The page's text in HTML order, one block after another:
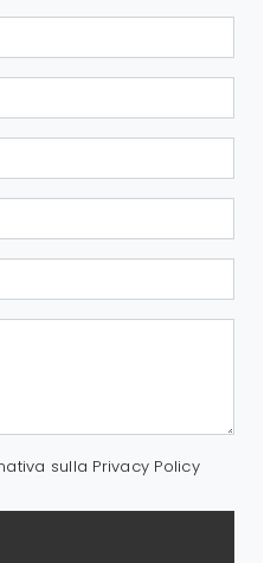
sulla Privacy Policy